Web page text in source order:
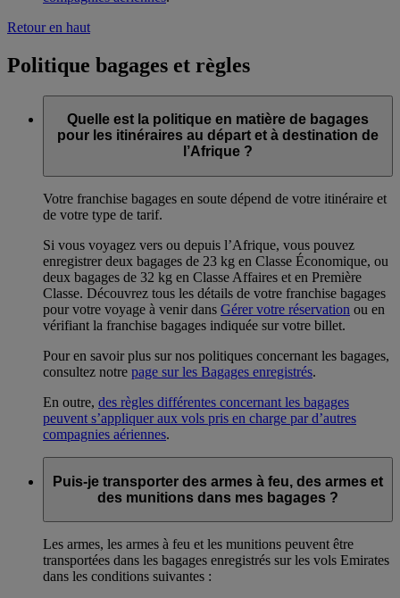
Retour en haut
Politique bagages et règles
Quelle est la politique en matière de bagages
pour les itinéraires au départ et à destination de
l’Afrique ?
Votre franchise bagages en soute dépend de votre itinéraire et
de votre type de tarif.
Si vous voyagez vers ou depuis l’Afrique, vous pouvez
enregistrer deux bagages de 23 kg en Classe Économique, ou
deux bagages de 32 kg en Classe Affaires et en Première
Classe. Découvrez tous les détails de votre franchise bagages
pour votre voyage à venir dans Gérer votre réservation ou en
vérifiant la franchise bagages indiquée sur votre billet.
Pour en savoir plus sur nos politiques concernant les bagages,
consultez notre page sur les Bagages enregistrés.
En outre, des règles différentes concernant les bagages
peuvent s’appliquer aux vols pris en charge par d’autres
compagnies aériennes.
Puis-je transporter des armes à feu, des armes et
des munitions dans mes bagages ?
Les armes, les armes à feu et les munitions peuvent être
transportées dans les bagages enregistrés sur les vols Emirates
dans les conditions suivantes :